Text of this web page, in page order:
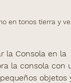
en tonos tierra y
la Consola en la
la consola con
objetos